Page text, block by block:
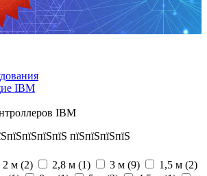
IBM
IBM
2 м (2) 2,8 м (1) 3 м (9)
1,5 м (2)